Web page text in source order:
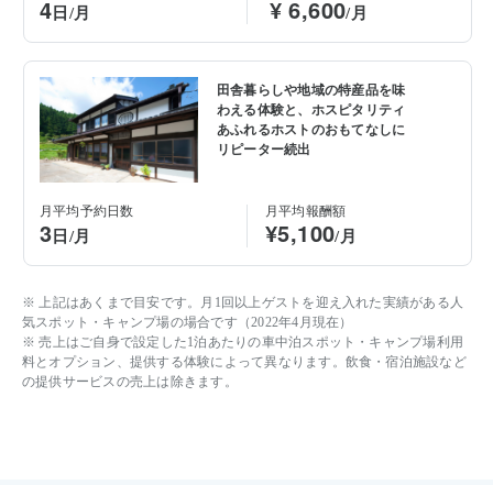
4 日/月 ¥ 6,600/月
田舎暮らしや地域の特産品を味
わえる体験と、ホスピタリティ
あふれるホストのおもてなしに
リピーター続出
月平均予約日数
3 日/月
月平均報酬額
¥5,100/月
※ 上記はあくまで目安です。月1回以上ゲストを迎え入れた実績がある人
気スポット・キャンプ場の場合です（2022年4月現在）
※ 売上はご自身で設定した1泊あたりの車中泊スポット・キャンプ場利用
料とオプション、提供する体験によって異なります。飲食・宿泊施設など
の提供サービスの売上は除きます。